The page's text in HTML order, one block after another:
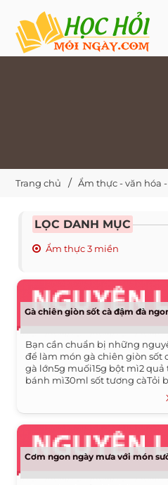
Trang chủ Ẩm thực - văn hóa
LỌC DANH MỤC
Ẩm thực 3 miền
Gà chiên giòn sốt cà đậm đà
Bạn cần chuẩn bị những
để làm món gà chiên giòn sốt
gà lớn5g muối15g bột mì2
bánh mì30ml sốt tương càTỏi
Cơm ngon ngày mưa với món